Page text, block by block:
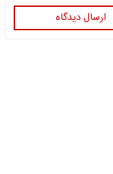
ارسال دیدگاه